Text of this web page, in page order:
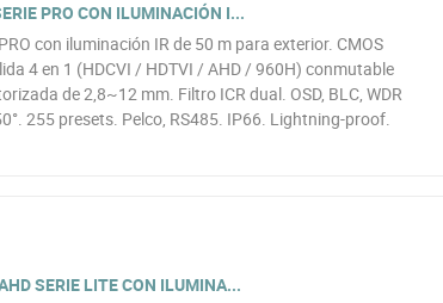
PRO CON ILUMINACIÓN I...
con iluminación IR de 50 m para exterior. CMOS
4 en 1 (HDCVI / HDTVI / AHD / 960H) conmutable
de 2,8~12 mm. Filtro ICR dual. OSD, BLC, WDR
255 presets. Pelco, RS485. IP66. Lightning-proof.
SERIE LITE CON ILUMINA...